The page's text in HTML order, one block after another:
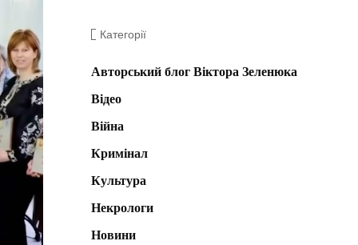
Категорії
Авторський блог Віктора Зеленюка
Відео
Війна
Кримінал
Культура
Некрологи
Новини